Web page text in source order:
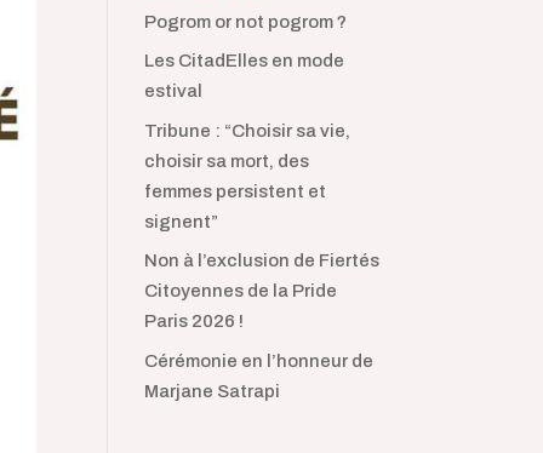
Pogrom or not pogrom ?
Les CitadElles en mode
estival
Tribune : “Choisir sa vie,
choisir sa mort, des
femmes persistent et
signent”
Non à l’exclusion de Fiertés
Citoyennes de la Pride
Paris 2026 !
Cérémonie en l’honneur de
Marjane Satrapi